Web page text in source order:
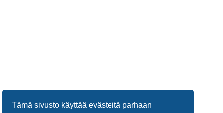
Tämä sivusto käyttää evästeitä parhaan